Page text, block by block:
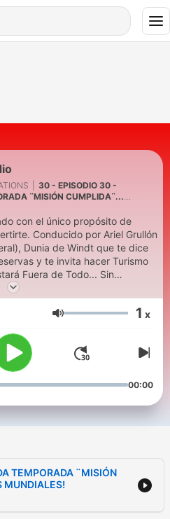
30 - EPISODIO 30 -
¨MISIÓN CUMPLIDA¨...
con el único propósito de
Conducido por Ariel Grullón
de Windt que te dice
y te invita hacer Turismo
Fuera de Todo... Sin
sin Taquilla y te llevará al
sin Miedo. Carlos Rizik te da la
Volumen 1 x
00:00
TEMPORADA ¨MISIÓN
MUNDIALES!